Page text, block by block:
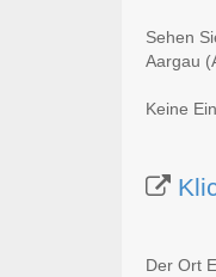
Sehen
Aargau
Keine
Der Ort